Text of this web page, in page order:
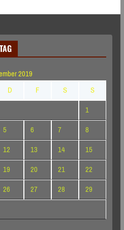
2019
D F S
S
1
5 6 7
8
12 13 14
15
19 20 21
22
26 27 28
29